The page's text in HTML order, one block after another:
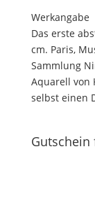
Werkangabe
Das erste
cm. Paris,
Sammlung
Aquarell von
selbst einen
Gutschein